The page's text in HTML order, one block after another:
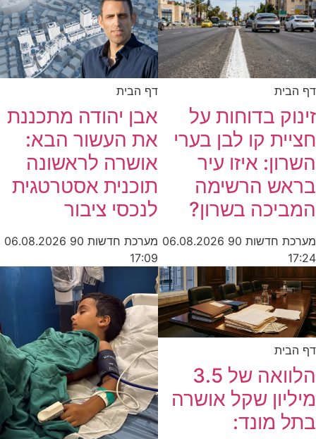
דף הבית
זינוק בדוחות על
חציית קו לבן בערי
השרון: איזו עיר
בראש הרשימה
המביכה בשרון?
מערכת חדשות 90
06.08.2026
17:24
דף הבית
אבן יהודה מתכננת
את העשור הבא:
אושרה לראשונה
תוכנית אסטרטגית
לנכסי ציבור
מערכת חדשות 90
06.08.2026
17:09
דף הבית
הלוואה של 3.5
מיליון שקל אושרה
בתל מונד: